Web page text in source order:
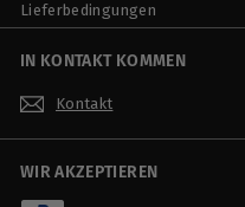
Lieferbedingungen
IN KONTAKT KOMMEN
Kontakt
WIR AKZEPTIEREN